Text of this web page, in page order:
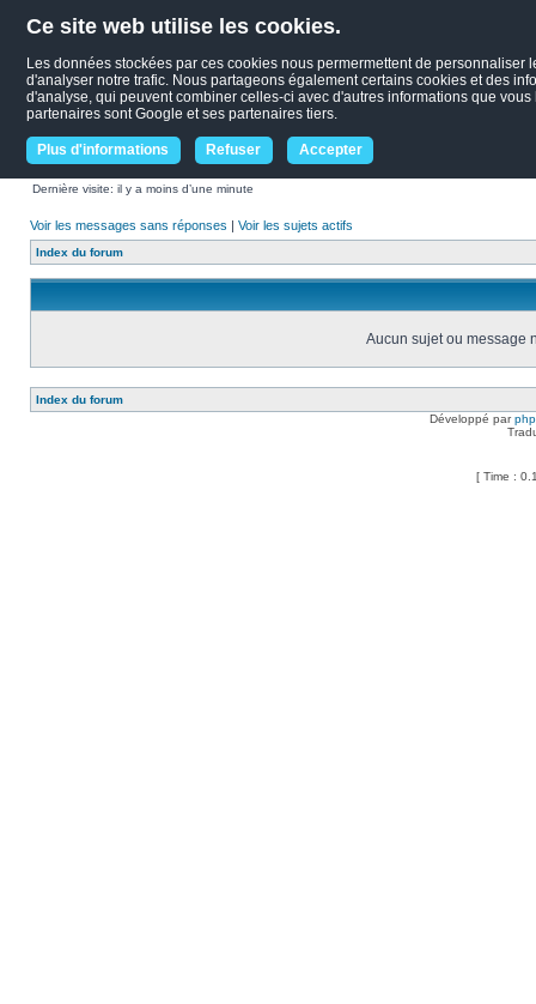
Ce site web utilise les cookies.
Les données stockées par ces cookies nous permermettent de
d'analyser notre trafic. Nous partageons également certains cookies et des
d'analyse, qui peuvent combiner celles-ci avec d'autres informations que
partenaires sont Google et ses partenaires tiers.
Plus d'informations Refuser Accepter
Dernière visite: il y a moins d’une minute
Voir les messages sans réponses | Voir les sujets actifs
Index du forum
Aucun sujet ou message
Index du forum
Développé par
[ Time :